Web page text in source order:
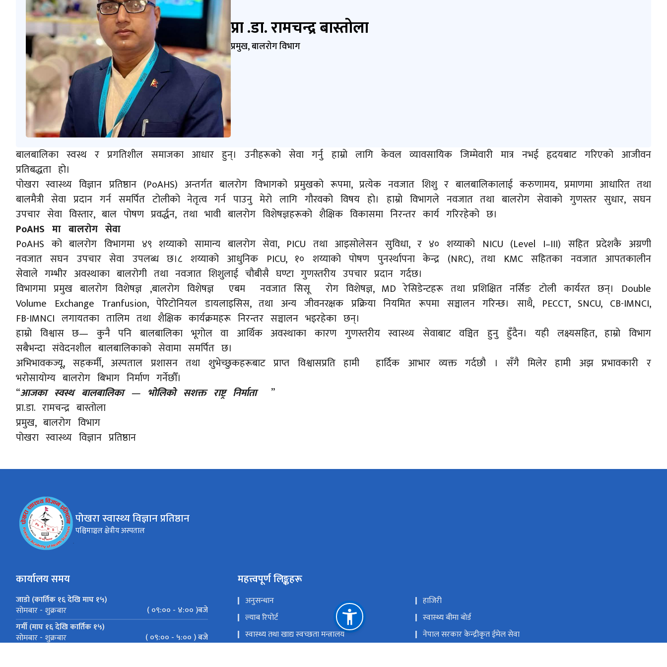
प्रा .डा. रामचन्द्र बास्तोला
प्रमुख, बालरोग विभाग
बालबालिका स्वस्थ र प्रगतिशील समाजका आधार हुन्। उनीहरूको सेवा गर्नु हाम्रो लागि केवल व्यावसायिक जिम्मेवारी मात्र नभई हृदयबाट गरिएको आजीवन
प्रतिबद्धता हो।
पोखरा स्वास्थ्य विज्ञान प्रतिष्ठान (PoAHS) अन्तर्गत बालरोग विभागको प्रमुखको रूपमा, प्रत्येक नवजात शिशु र बालबालिकालाई करुणामय, प्रमाणमा आधारित तथा
बालमैत्री सेवा प्रदान गर्न समर्पित टोलीको नेतृत्व गर्न पाउनु मेरो लागि गौरवको विषय हो। हाम्रो विभागले नवजात तथा बालरोग सेवाको गुणस्तर सुधार, सघन
उपचार सेवा विस्तार, बाल पोषण प्रवर्द्धन, तथा भावी बालरोग विशेषज्ञहरूको शैक्षिक विकासमा निरन्तर कार्य गरिरहेको छ।
PoAHS मा बालरोग सेवा
PoAHS को बालरोग विभागमा ४९ शय्याको सामान्य बालरोग सेवा, PICU तथा आइसोलेसन सुविधा, र ४० शय्याको NICU (Level I–III) सहित प्रदेशकै अग्रणी
नवजात सघन उपचार सेवा उपलब्ध छ।८ शय्याको आधुनिक PICU, १० शय्याको पोषण पुनर्स्थापना केन्द्र (NRC), तथा KMC सहितका नवजात आपतकालीन
सेवाले गम्भीर अवस्थाका बालरोगी तथा नवजात शिशुलाई चौबीसै घण्टा गुणस्तरीय उपचार प्रदान गर्दछ।
विभागमा प्रमुख बालरोग विशेषज्ञ ,बालरोग विशेषज्ञ एबम नवजात सिसू रोग विशेषज्ञ, MD रेसिडेन्टहरू तथा प्रशिक्षित नर्सिङ टोली कार्यरत छन्। Double
Volume Exchange Tranfusion, पेरिटोनियल डायलाइसिस, तथा अन्य जीवनरक्षक प्रक्रिया नियमित रूपमा सञ्चालन गरिन्छ। साथै, PECCT, SNCU, CB-IMNCI,
FB-IMNCI लगायतका तालिम तथा शैक्षिक कार्यक्रमहरू निरन्तर सञ्चालन भइरहेका छन्।
हाम्रो विश्वास छ— कुनै पनि बालबालिका भूगोल वा आर्थिक अवस्थाका कारण गुणस्तरीय स्वास्थ्य सेवाबाट वञ्चित हुनु हुँदैन। यही लक्ष्यसहित, हाम्रो विभाग
सबैभन्दा संवेदनशील बालबालिकाको सेवामा समर्पित छ।
अभिभावकज्यू, सहकर्मी, अस्पताल प्रशासन तथा शुभेच्छुकहरूबाट प्राप्त विश्वासप्रति हामी हार्दिक आभार व्यक्त गर्दछौ । सँगै मिलेर हामी अझ प्रभावकारी र
भरोसायोग्य बालरोग बिभाग निर्माण गर्नेछौँ।
“आजका स्वस्थ बालबालिका — भोलिको सशक्त राष्ट्र निर्माता
”
प्रा.डा. रामचन्द्र बास्तोला
प्रमुख, बालरोग विभाग
पोखरा स्वास्थ्य विज्ञान प्रतिष्ठान
पोखरा स्वास्थ्य विज्ञान प्रतिष्ठान
पश्चिमाञ्चल क्षेत्रीय अस्पताल
कार्यालय समय
जाडो (कार्तिक १६ देखि माघ १५)
सोमबार - शुक्रबार
( ०९:०० - ४:०० )बजे
गर्मी (माघ १६ देखि कार्तिक १५)
सोमबार - शुक्रबार ( ०९:०० - ५:०० ) बजे
महत्त्वपूर्ण लिङ्कहरू
अनुसन्धान
हाजिरी
ल्याब रिपोर्ट
स्वास्थ्य बीमा बाेर्ड
स्वास्थ्य तथा खाद्य स्वच्छता मन्त्रालय
नेपाल सरकार केन्द्रीकृत ईमेल सेवा